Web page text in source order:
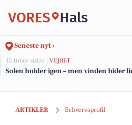
VORES Hals
Seneste nyt ›
13 timer siden | VEJRET
Solen holder igen – men vinden bider
ARTIKLER Erhvervsprofil
En rygskade ændrede Anders'